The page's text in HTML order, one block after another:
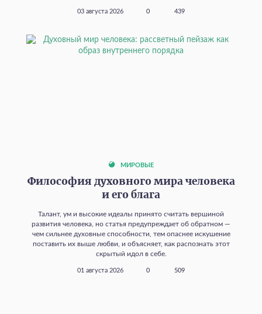
03 августа 2026 0 439
МИРОВЫЕ
Философия духовного мира человека
и его блага
Талант, ум и высокие идеалы принято считать вершиной
развития человека, но статья предупреждает об обратном —
чем сильнее духовные способности, тем опаснее искушение
поставить их выше любви, и объясняет, как распознать этот
скрытый идол в себе.
01 августа 2026 0 509